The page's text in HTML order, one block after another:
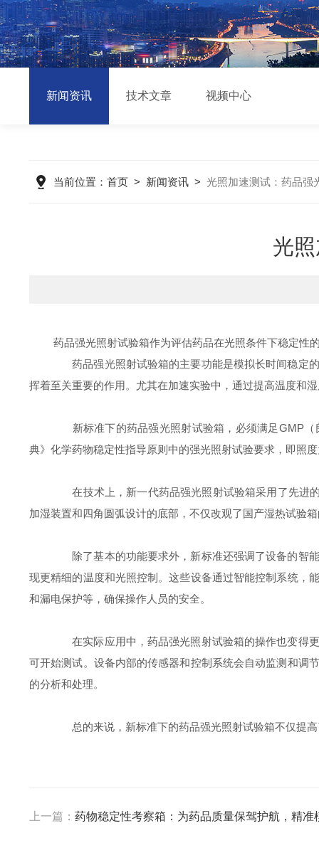
新闻资讯 技术文章 视频中心
当前位置： 首页> 新闻资讯> 光照加速测试：药品强
光
药品强光照射试验箱作为评估药品在光照条件下稳定性的
药品强光照射试验箱的主要功能是模拟长时间稳定的
挥着至关重要的作用。尤其在加速实验中，通过提高温度和
新标准下的药品强光照射试验箱，必须满足GMP（
典》化学药物稳定性指导原则中的强光照射试验要求，即照
在技术上，新一代药品强光照射试验箱采用了先进的
加湿装置和四角圆弧设计的底部，不仅改观了国产湿热试验
除了基本的功能要求外，新标准还强调了设备的智能
现更精细的温度和光照控制。这些设备通过智能控制系统，
和漏电保护等，确保操作人员的安全。
在实际应用中，药品强光照射试验箱的操作也变得更
可开始测试。设备内部的传感器和控制系统会自动监测和调
的分析和处理。
总的来说，新标准下的药品强光照射试验箱不仅提高
上一篇： 药物稳定性考察箱：为药品质量保驾护航，精准